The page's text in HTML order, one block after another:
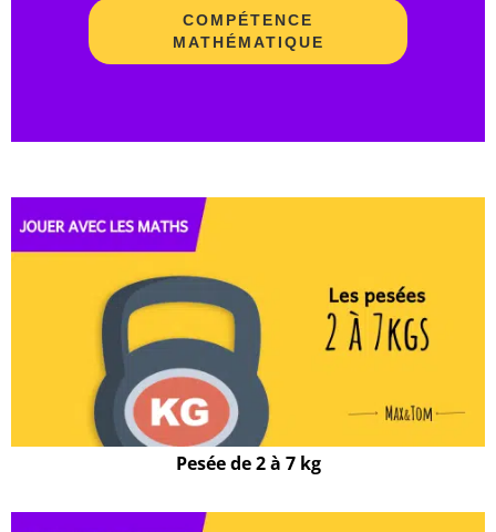
COMPÉTENCE
MATHÉMATIQUE
Pesée de 2 à 7 kg